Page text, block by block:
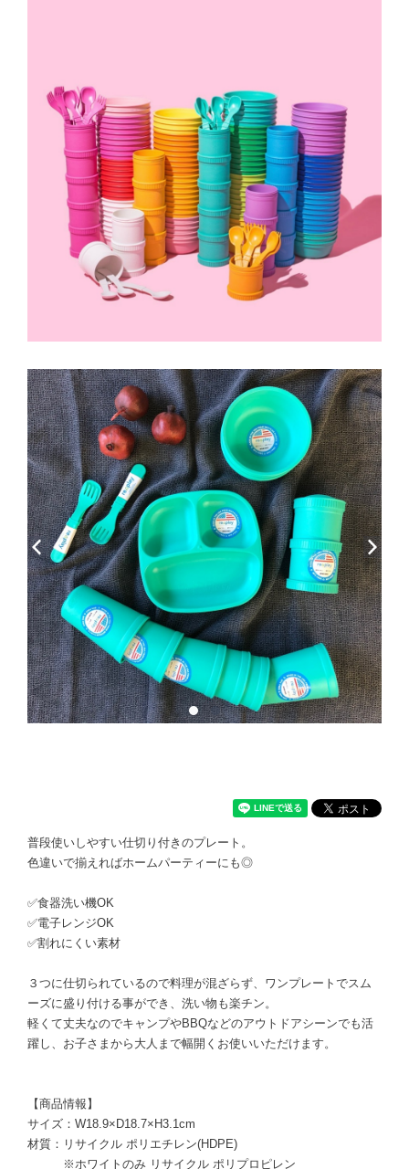
普段使いしやすい仕切り付きのプレート。
色違いで揃えればホームパーティーにも◎
✅食器洗い機OK
✅電子レンジOK
✅割れにくい素材
３つに仕切られているので料理が混ざらず、ワンプレートでスム
ーズに盛り付ける事ができ、洗い物も楽チン。
軽くて丈夫なのでキャンプやBBQなどのアウトドアシーンでも活
躍し、お子さまから大人まで幅開くお使いいただけます。
【商品情報】
サイズ：W18.9×D18.7×H3.1cm
材質：リサイクル ポリエチレン(HDPE)
※ホワイトのみ リサイクル ポリプロピレン